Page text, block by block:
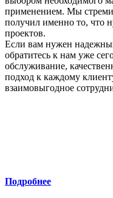
применением. Мы
получил именно то, что
проектов.
Если вам нужен
обратитесь к нам уже
обслуживание,
подход к каждому
взаимовыгодное
Подробнее